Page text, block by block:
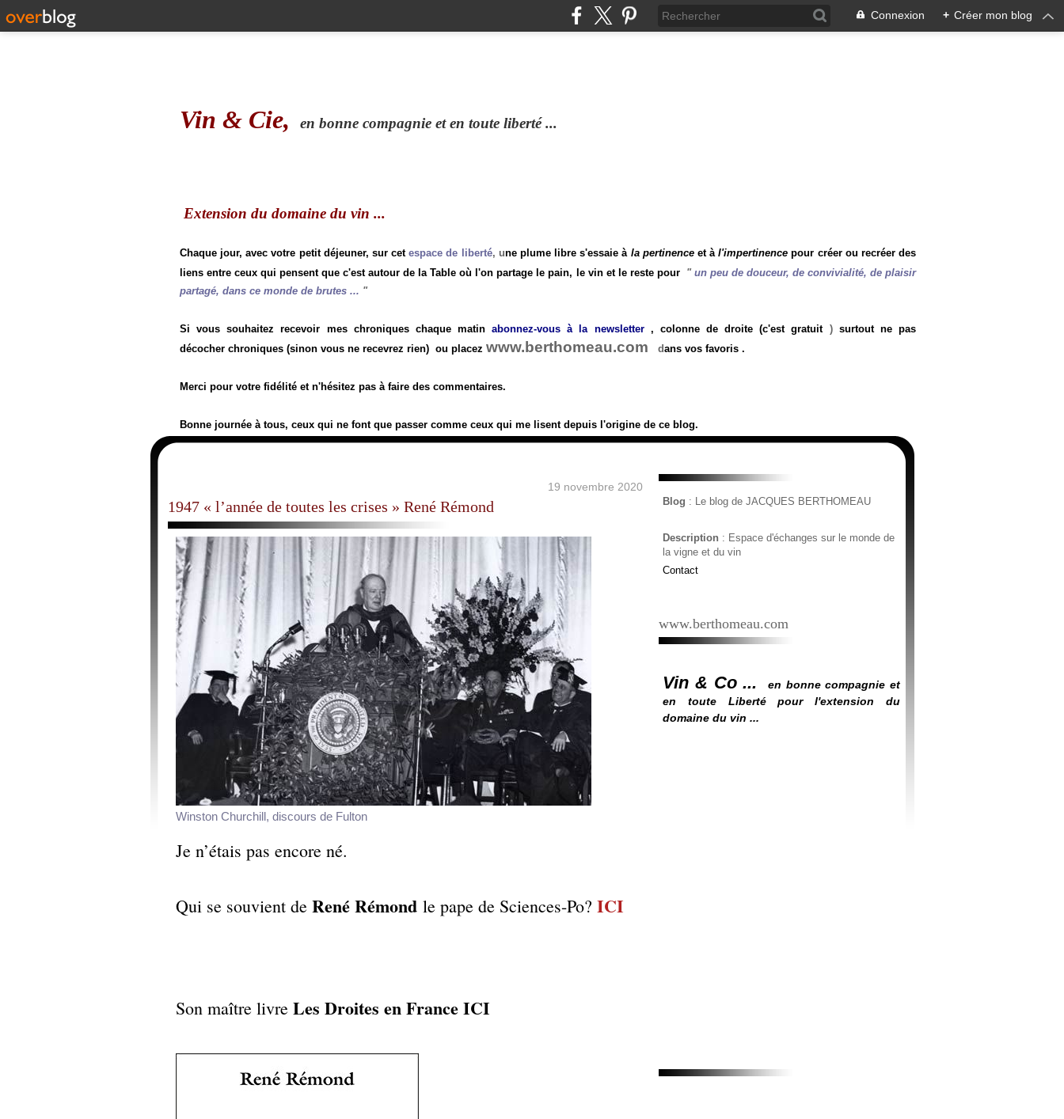
Connexion + Créer mon blog
Vin & Cie, en bonne compagnie et en toute liberté ...
Extension du domaine du vin ...
Chaque jour, avec votre petit déjeuner, sur cetespace de liberté, une plume libre s'essaie à la pertinenceet àl'impertinence pour créer ou recréer des
liens entre ceux qui pensent que c'est autour de la Table où l'on partage le pain, le vin et le reste pour "un peu de douceur, de convivialité, de plaisir
partagé, dans ce monde de brutes ... "
Si vous souhaitez recevoir mes chroniques chaque matinabonnez-vous à la newsletter, colonne de droite (c'est gratuit) surtout ne pas
décocher chroniques (sinon vous ne recevrez rien) ou placez www.berthomeau.com dans vos favoris .
Merci pour votre fidélité et n'hésitez pas à faire des commentaires.
Bonne journée à tous, ceux qui ne font que passer comme ceux qui me lisent depuis l'origine de ce blog.
19 novembre 2020
1947 « l’année de toutes les crises » René Rémond
Winston Churchill, discours de Fulton
Je n’étais pas encore né.
Qui se souvient de René Rémond le pape de Sciences-Po? ICI
Son maître livre Les Droites en FranceICI
Blog : Le blog de JACQUES BERTHOMEAU
Description : Espace d'échanges sur le monde de
la vigne et du vin
Contact
www.berthomeau.com
Vin & Co ...
en bonne compagnie et
en toute Liberté pour l'extension du
domaine du vin ...